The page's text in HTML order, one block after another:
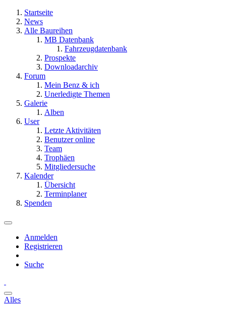
Startseite
News
Alle Baureihen
MB Datenbank
Fahrzeugdatenbank
Prospekte
Downloadarchiv
Forum
Mein Benz & ich
Unerledigte Themen
Galerie
Alben
User
Letzte Aktivitäten
Benutzer online
Team
Trophäen
Mitgliedersuche
Kalender
Übersicht
Terminplaner
Spenden
Anmelden
Registrieren
Suche
Alles